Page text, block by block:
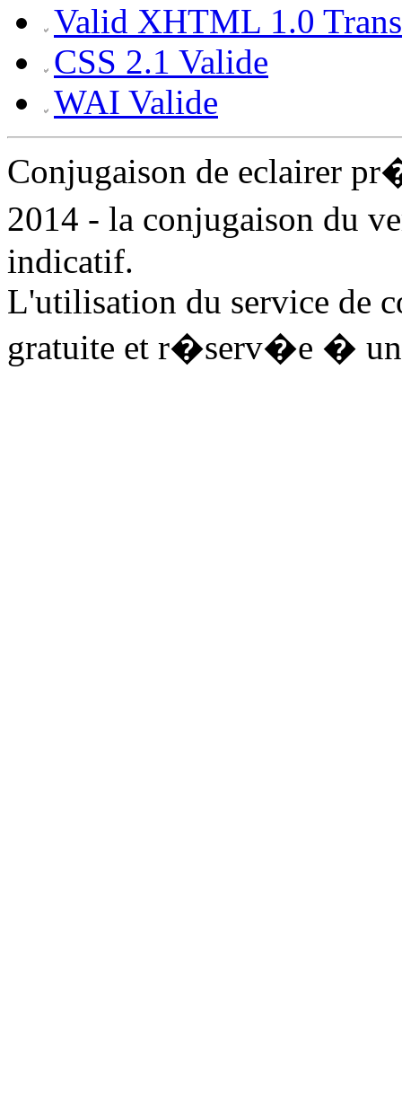
Valid XHTML 1.0
CSS 2.1 Valide
WAI Valide
Conjugaison de eclairer
2014 - la conjugaison du
indicatif.
L'utilisation du service de
gratuite et r�serv�e � un